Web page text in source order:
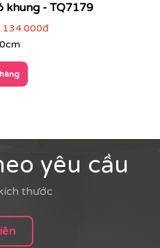
khung - TQ7179
yêu cầu
thước